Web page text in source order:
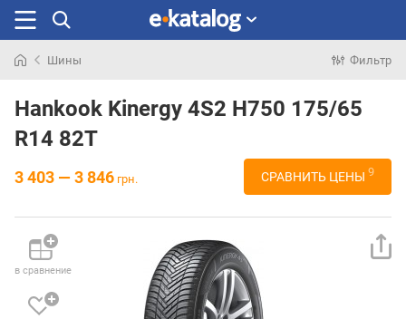
раньше
Шины Фильтр
Hankook Kinergy 4S2 H750 175/65
R14 82T
3 403 — 3 846 грн. СРАВНИТЬ ЦЕНЫ 9
в сравнение